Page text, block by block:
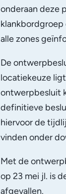
onderaan deze
klankbordgroep
alle zones
De
locatiekeuze
ontwerpbesluit
definitieve
hiervoor de
vinden onder
Met de
op 23 mei jl. is
afgevallen.